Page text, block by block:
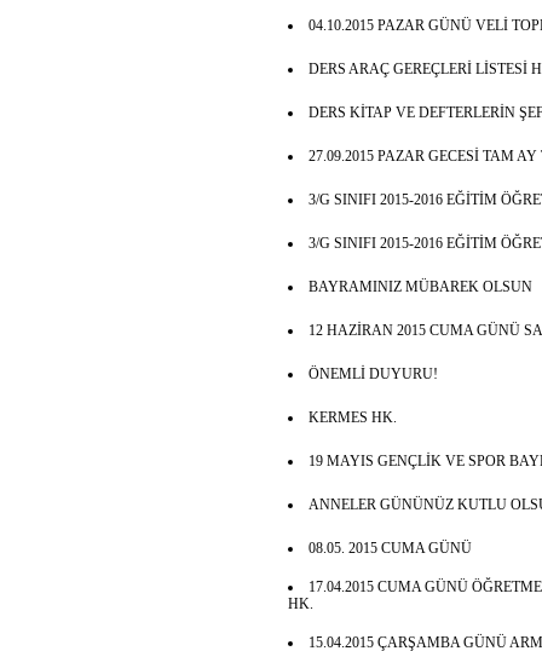
04.10.2015 PAZAR GÜNÜ VELİ
DERS ARAÇ GEREÇLERİ LİSTESİ
DERS KİTAP VE DEFTERLERİN
27.09.2015 PAZAR GECESİ TAM
3/G SINIFI 2015-2016 EĞİTİM
3/G SINIFI 2015-2016 EĞİTİM
BAYRAMINIZ MÜBAREK OLSUN
12 HAZİRAN 2015 CUMA GÜNÜ
ÖNEMLİ DUYURU!
KERMES HK.
19 MAYIS GENÇLİK VE SPOR
ANNELER GÜNÜNÜZ KUTLU
08.05. 2015 CUMA GÜNÜ
17.04.2015 CUMA GÜNÜ
HK.
15.04.2015 ÇARŞAMBA GÜNÜ